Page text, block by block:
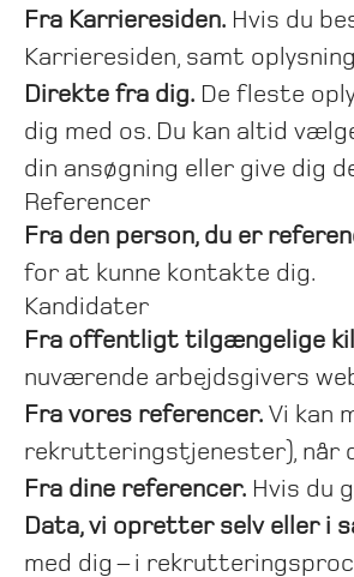
Fra Karrieresiden. Hvis du
Karrieresiden, samt
Direkte fra dig. De fleste
dig med os. Du kan altid
din ansøgning eller give dig
Referencer
Fra den person, du er
for at kunne kontakte dig.
Kandidater
Fra offentligt tilgængelige
nuværende arbejdsgivers
Fra vores referencer. Vi kan
rekrutteringstjenester), når
Fra dine referencer. Hvis du
Data, vi opretter selv eller i
med dig – i